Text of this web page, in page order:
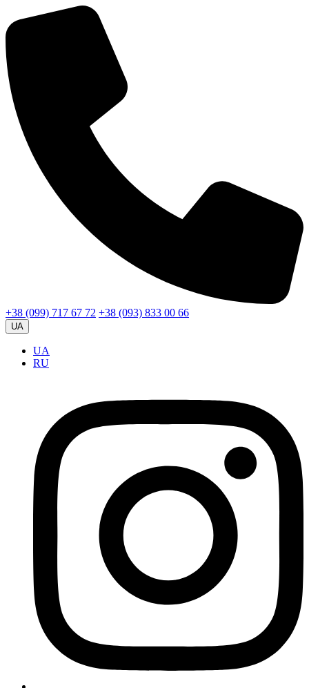
+38 (099) 717 67 72 +38 (093) 833 00 66
UA
UA
RU